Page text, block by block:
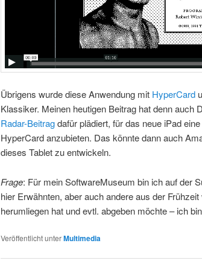
Übrigens wurde diese Anwendung mit HyperCard
Klassiker. Meinen heutigen Beitrag hat denn auch
Radar-Beitragdafür plädiert, für das neue iPad
HyperCard anzubieten. Das könnte dann auch
dieses Tablet zu entwickeln.
Frage: Für mein SoftwareMuseum bin ich auf der
hier Erwähnten, aber auch andere aus der
herumliegen hat und evtl. abgeben möchte – ich
Veröffentlicht unterMultimedia